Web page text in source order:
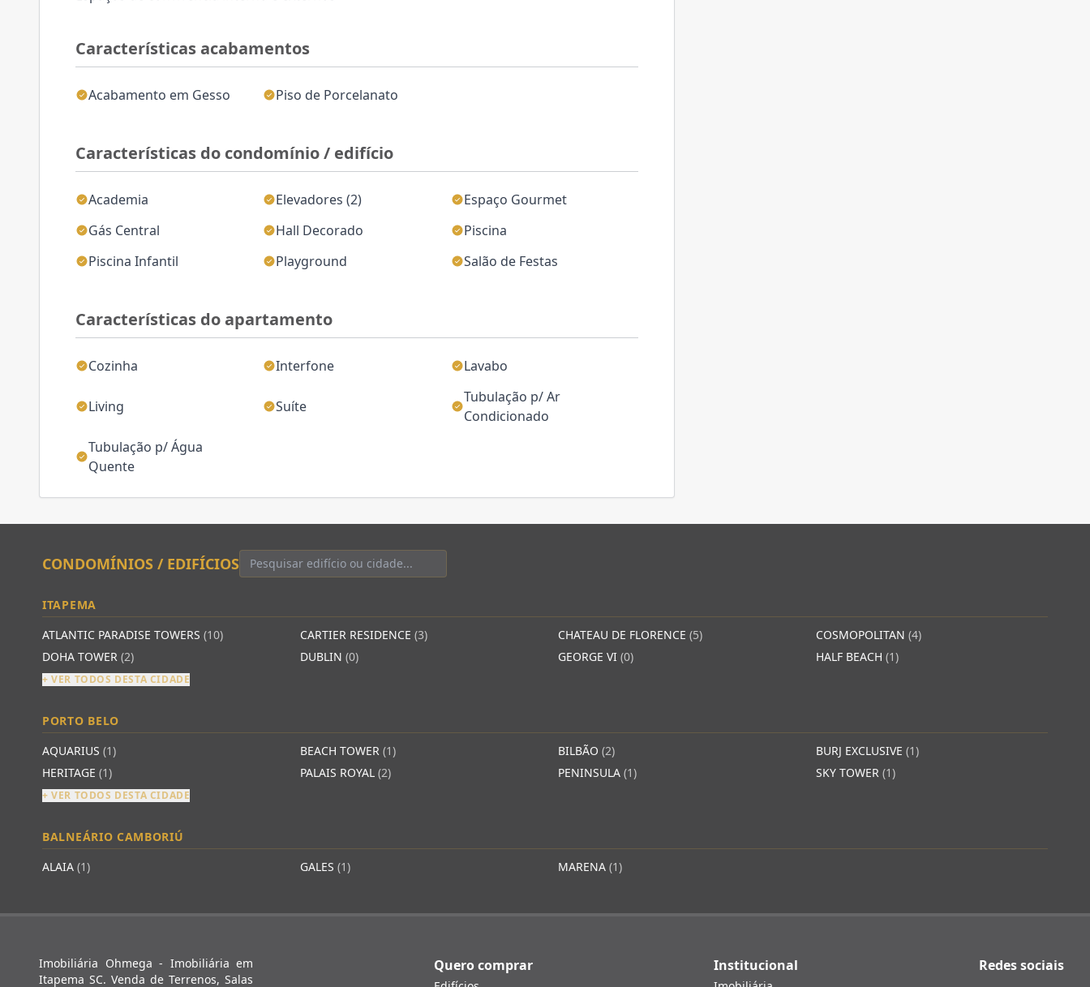
Características acabamentos
Acabamento em Gesso Piso de Porcelanato
Características do condomínio / edifício
Academia Elevadores (2)
Espaço Gourmet
Gás Central
Hall Decorado
Piscina
Piscina Infantil
Playground Salão de Festas
Características do apartamento
Cozinha Interfone Lavabo
Living Suíte
Tubulação p/ Ar
Condicionado
Tubulação p/ Água
Quente
CONDOMÍNIOS / EDIFÍCIOS
ITAPEMA
ATLANTIC PARADISE TOWERS (10) CARTIER RESIDENCE (3) CHATEAU DE FLORENCE (5) COSMOPOLITAN (4)
DOHA TOWER (2) DUBLIN (0) GEORGE VI (0) HALF BEACH (1)
+ VER TODOS DESTA CIDADE
PORTO BELO
AQUARIUS (1) BEACH TOWER (1) BILBÃO (2) BURJ EXCLUSIVE (1)
HERITAGE (1) PALAIS ROYAL (2) PENINSULA (1) SKY TOWER (1)
+ VER TODOS DESTA CIDADE
BALNEÁRIO CAMBORIÚ
ALAIA (1) GALES (1) MARENA (1)
Imobiliária Ohmega - Imobiliária em
Itapema SC. Venda de Terrenos, Salas
Quero comprar Institucional Redes sociais